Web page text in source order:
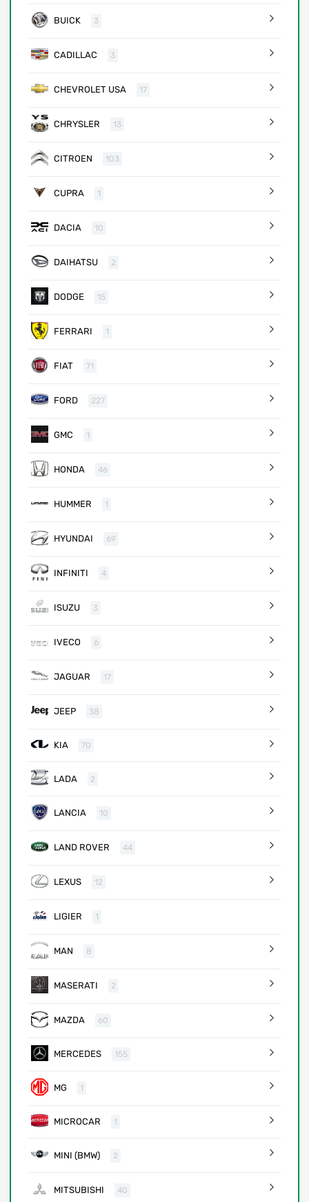
BUICK 3
CADILLAC 3
CHEVROLET USA 17
CHRYSLER 13
CITROEN 103
CUPRA 1
DACIA 10
DAIHATSU 2
DODGE 15
FERRARI 1
FIAT 71
FORD 227
GMC 1
HONDA 46
HUMMER 1
HYUNDAI 69
INFINITI 4
ISUZU 3
IVECO 6
JAGUAR 17
JEEP 38
KIA 70
LADA 2
LANCIA 10
LAND ROVER 44
LEXUS 12
LIGIER 1
MAN 8
MASERATI 2
MAZDA 60
MERCEDES 155
MG 1
MICROCAR 1
MINI (BMW) 2
MITSUBISHI 40